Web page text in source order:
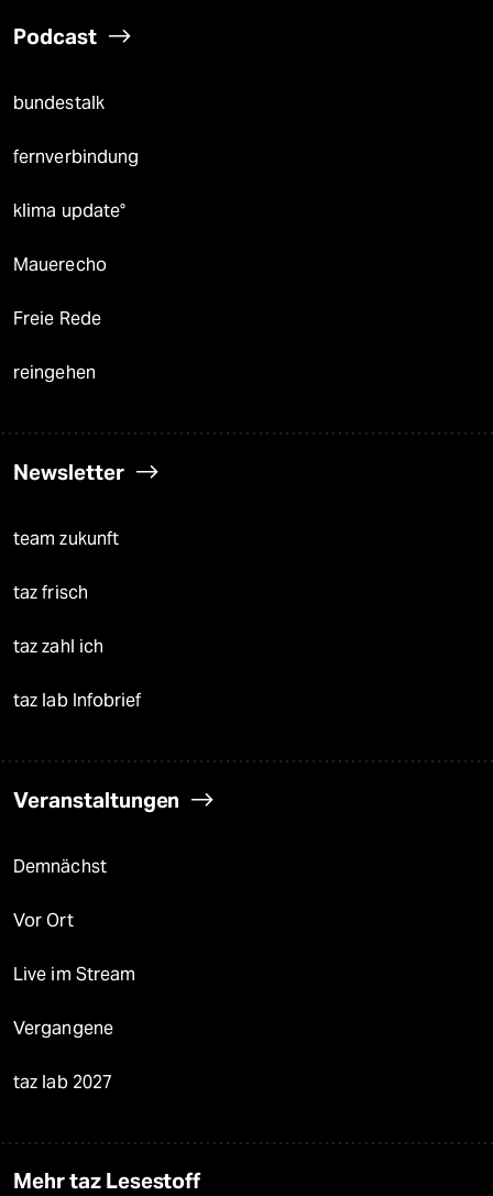
Podcast
bundestalk
fernverbindung
klima update°
Mauerecho
Freie Rede
reingehen
Newsletter
team zukunft
taz frisch
taz zahl ich
taz lab Infobrief
Veranstaltungen
Demnächst
Vor Ort
Live im Stream
Vergangene
taz lab 2027
Mehr taz Lesestoff